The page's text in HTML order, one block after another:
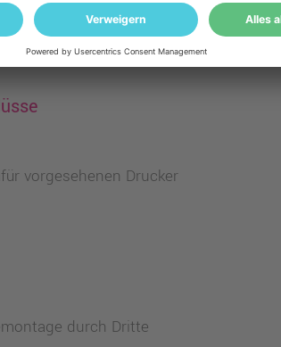
das Produkt befindet sich
vorgesehenen Drucker
durch Dritte